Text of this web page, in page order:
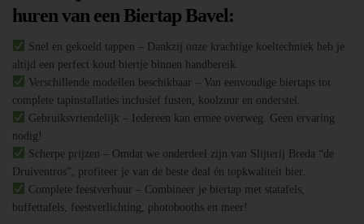
huren van een Biertap Bavel:
Snel en gekoeld tappen – Dankzij onze krachtige koeltechniek heb je
altijd een perfect koud biertje binnen handbereik.
Verschillende modellen beschikbaar – Van eenvoudige biertaps tot
complete tapinstallaties inclusief fusten, koolzuur en onderstel.
Gebruiksvriendelijk – Iedereen kan ermee overweg. Geen ervaring
nodig!
Scherpe prijzen – Omdat we onderdeel zijn van Slijterij Breda “de
Druiventros”, profiteer je van de beste deal én topkwaliteit bier.
Complete feestverhuur – Combineer je biertap met statafels,
buffettafels, feestverlichting, photobooths en meer!